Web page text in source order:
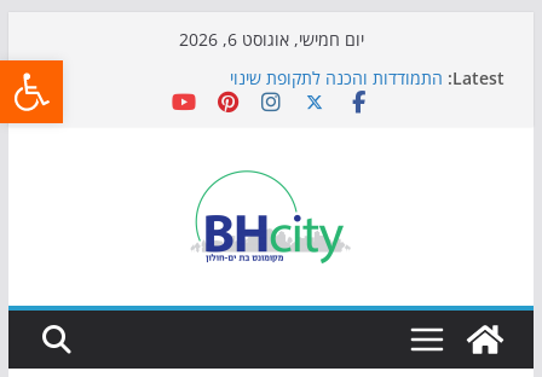
יום חמישי, אוגוסט 6, 2026
Latest: התמודדות והכנה לתקופת שינוי
אי ההרפתקאות ממשיך לכבוש את הגינות: מאות משפחות
כדורגל באווירה מיוחדת: הקרנת גמר המונדיאל בטרמינל
הקיץ של בני הנוער בבת־ים: חוף הריביירה הופך למרחב
בטוח בשעות הערב